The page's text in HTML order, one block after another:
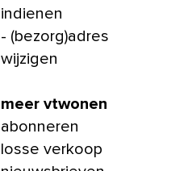
indienen
- (bezorg)adres
wijzigen
meer vtwonen
abonneren
losse verkoop